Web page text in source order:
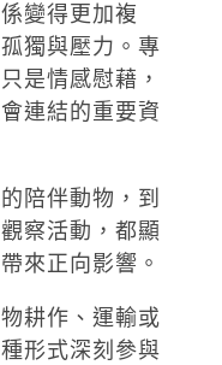
變得更加複
獨與壓力。專
是情感慰藉，
連結的重要資
陪伴動物，到
察活動，都顯
來正向影響。
耕作、運輸或
形式深刻參與